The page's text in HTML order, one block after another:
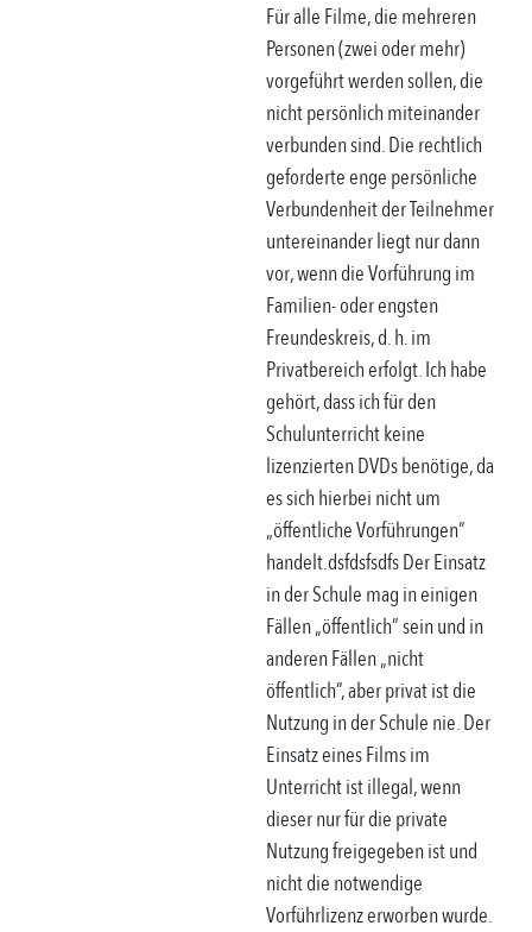
Für alle Filme, die mehreren
Personen (zwei oder mehr)
vorgeführt werden sollen, die
nicht persönlich miteinander
verbunden sind. Die rechtlich
geforderte enge persönliche
Verbundenheit der Teilnehmer
untereinander liegt nur dann
vor, wenn die Vorführung im
Familien- oder engsten
Freundeskreis, d. h. im
Privatbereich erfolgt. Ich habe
gehört, dass ich für den
Schulunterricht keine
lizenzierten DVDs benötige, da
es sich hierbei nicht um
„öffentliche Vorführungen”
handelt.dsfdsfsdfs Der Einsatz
in der Schule mag in einigen
Fällen „öffentlich” sein und in
anderen Fällen „nicht
öffentlich”, aber privat ist die
Nutzung in der Schule nie. Der
Einsatz eines Films im
Unterricht ist illegal, wenn
dieser nur für die private
Nutzung freigegeben ist und
nicht die notwendige
Vorführlizenz erworben wurde.